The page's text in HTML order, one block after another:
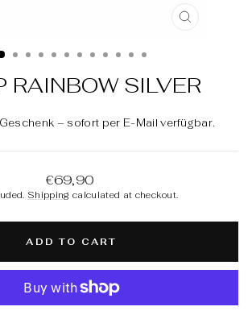
CLOSE
RAINBOW SILVER
– sofort per E-Mail verfügbar.
Regular
price
€69,90
Shipping calculated at checkout.
ADD TO CART